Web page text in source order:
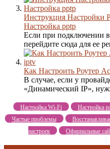
Инструкция Настройки
Настройка pptp
Если при подключении
перейдите сюда для ее
Как Настроить Роутер
В случае, если у
«Динамический IP»,
Настройка Wi-Fi Настройка
Частые проблемы
настроек
Официальные